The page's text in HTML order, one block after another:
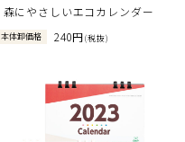
森にやさしいエコカレンダー
本体卸価格 240円(税抜)